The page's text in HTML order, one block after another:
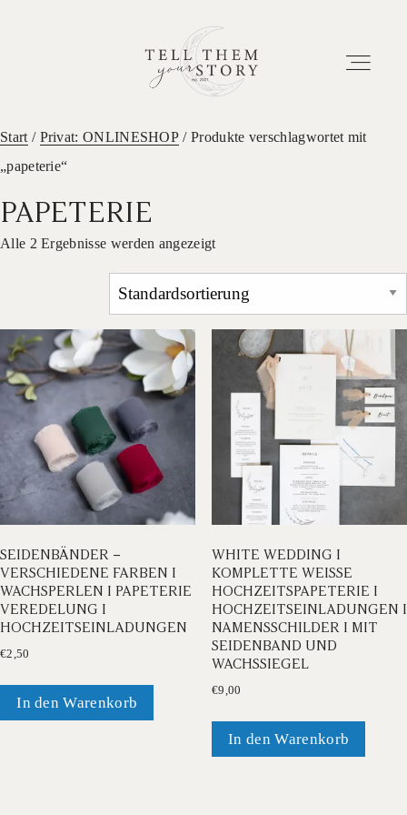
ETWAS ÜBER UNS
Start / Privat: ONLINESHOP / Produkte verschlagwortet mit
„papeterie“
PAPETERIE
Alle 2 Ergebnisse werden angezeigt
SEIDENBÄNDER –
VERSCHIEDENE FARBEN I
WACHSPERLEN I PAPETERIE
VEREDELUNG I
HOCHZEITSEINLADUNGEN
€2,50
In den Warenkorb
WHITE WEDDING I
KOMPLETTE WEISSE H
OCHZEITSPAPETERIE I H
OCHZEITSEINLADUNGEN I N
AMENSSCHILDER I MIT S
EIDENBAND UND W
ACHSSIEGEL
€9,00
In den Warenkorb